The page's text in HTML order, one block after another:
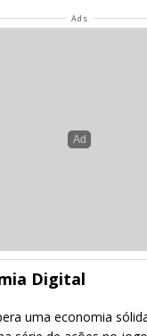
Ads
Digital
uma economia